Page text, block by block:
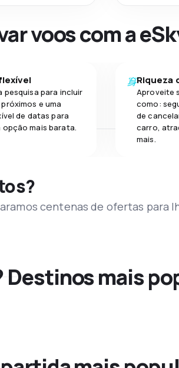
voos com a
pesquisa para incluir
e uma
de datas para
mais barata.
Riqueza
Aproveite
como:
de
carro,
mais.
centenas de ofertas para
Destinos mais